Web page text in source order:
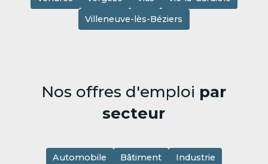
Villeneuve-lès-Béziers
Nos offres d'emploi par
secteur
Automobile Bâtiment
Industrie